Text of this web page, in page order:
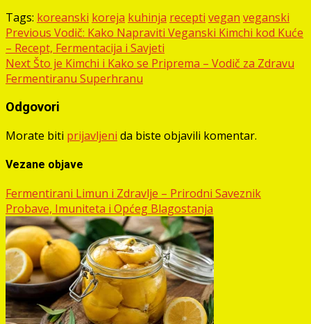
Tags: koreanski koreja kuhinja recepti vegan veganski
Post
navigation
Previous Vodič: Kako Napraviti Veganski Kimchi kod Kuće
– Recept, Fermentacija i Savjeti
Next Što je Kimchi i Kako se Priprema – Vodič za Zdravu
Fermentiranu Superhranu
Odgovori
Morate biti prijavljeni da biste objavili komentar.
Vezane objave
Fermentirani Limun i Zdravlje – Prirodni Saveznik
Probave, Imuniteta i Općeg Blagostanja